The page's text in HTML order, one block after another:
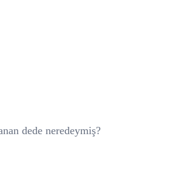
dede neredeymiş?